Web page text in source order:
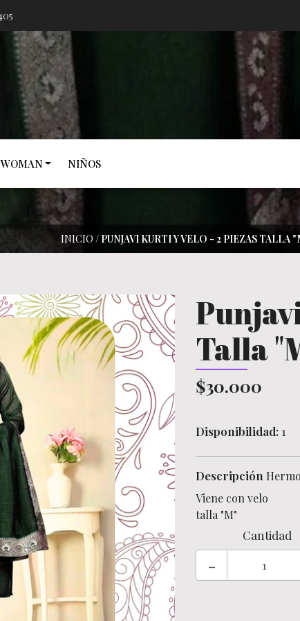
NIÑOS
INICIO / PUNJAVI KURTI Y VELO - 2 PIEZAS TALLA
Talla
$30.000
Disponibilidad: 1
Descripción
Viene con velo
talla "M"
Cantidad
-